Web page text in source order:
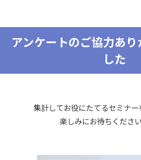
アンケートのご協力あ
した
集計してお役にたてるセミナ
楽しみにお待ちくださ